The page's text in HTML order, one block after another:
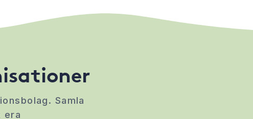
Samla
era